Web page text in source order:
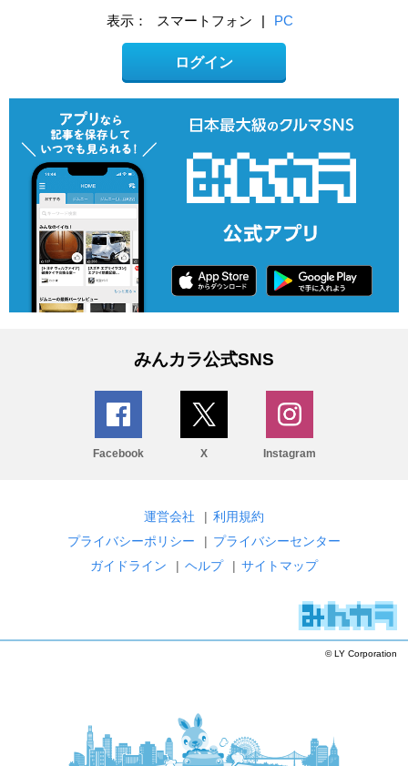
表示： スマートフォン | PC
ログイン
みんカラ公式SNS
Facebook X Instagram
運営会社 | 利用規約
プライバシーポリシー
| プライバシーセンター
ガイドライン
| ヘルプ | サイトマップ
© LY Corporation